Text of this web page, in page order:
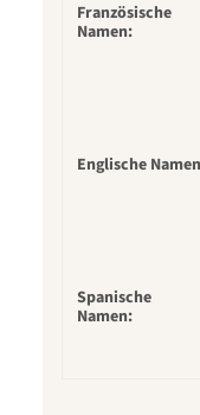
Französische
Namen:
Englische
Spanische
Namen: